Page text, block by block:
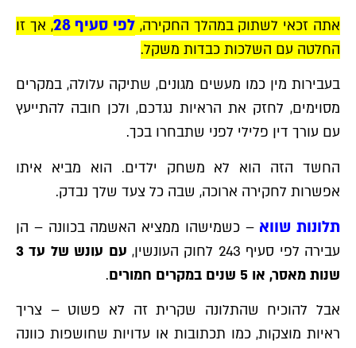
אתה זכאי לשתוק במהלך החקירה, לפי סעיף 28
, אך זו
החלטה עם השלכות כבדות משקל.
בעבירות מין כמו מעשים מגונים, שתיקה עלולה, במקרים
מסוימים, לחזק את הראיות נגדכם, ולכן חובה להתייעץ
עם עורך דין פלילי לפני שתבחרו בכך.
החשד הזה הוא לא משחק ילדים. הוא מביא איתו
אפשרות לחקירה ארוכה, שבה כל צעד שלך נבדק.
תלונות שווא – כשמישהו ממציא האשמה בכוונה – הן
עבירה לפי סעיף 243 לחוק העונשין,
עם עונש של עד 3
שנות מאסר, או 5 שנים במקרים חמורים
.
אבל להוכיח שהתלונה שקרית זה לא פשוט – צריך
ראיות מוצקות, כמו תכתובות או עדויות שחושפות כוונה